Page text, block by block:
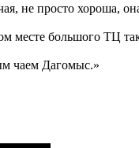
не просто хороша,
месте большого ТЦ
чаем Дагомыс.»